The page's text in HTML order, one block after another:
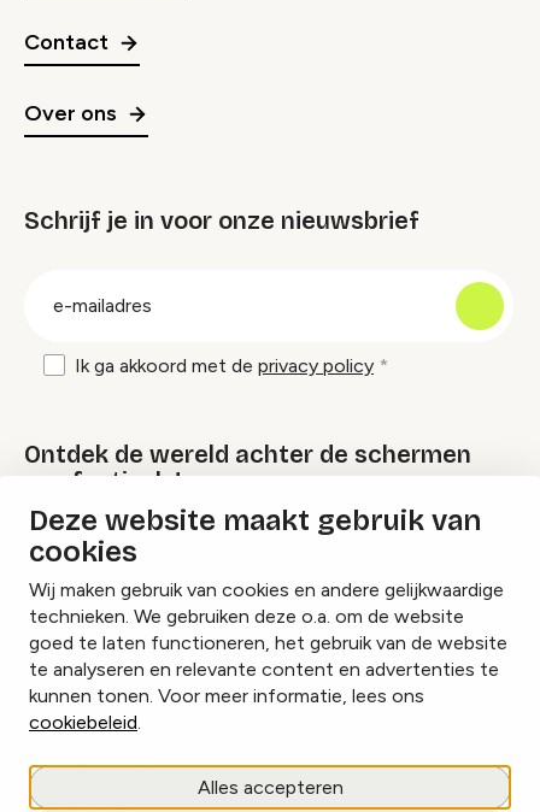
Deze website maakt gebruik van
cookies
Wij maken gebruik van cookies en andere gelijkwaardige
technieken. We gebruiken deze o.a. om de website
goed te laten functioneren, het gebruik van de website
te analyseren en relevante content en advertenties te
kunnen tonen. Voor meer informatie, lees ons
cookiebeleid.
Alles accepteren
Contact
Over ons
Schrijf je in voor onze nieuwsbrief
Ik ga akkoord met de privacy policy
Ontdek de wereld achter de schermen
van festivals!
Lees onze Festival Specials
InstagramFacebookLinkedIn
Cookies beheren
Privacy policy